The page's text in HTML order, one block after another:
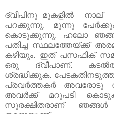
ദ്വീപിനു മുകളിൽ നാല്
പറക്കുന്നു. മൂന്നു
കൊടുക്കുന്നു. ഹലോ
പതിച്ച സ്ഥലത്തേയ്ക്ക്
കഴിയും. ഇത് പസഫിക്
ഒരു ദ്വീപാണ്.
ശ്രദ്ധിക്കുക.
പ്രവർത്തകർ അവരോടു
അവർക്ക് മറുപടി
സുരക്ഷിതരാണ്‌